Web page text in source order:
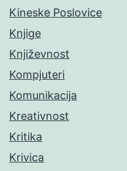
Kineske Poslovice
Knjige
Književnost
Kompjuteri
Komunikacija
Kreativnost
Kritika
Krivica